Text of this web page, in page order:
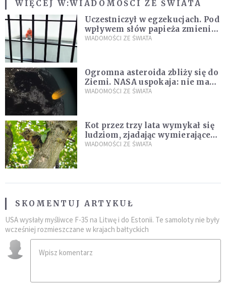
WIĘCEJ W:WIADOMOŚCI ZE ŚWIATA
Uczestniczył w egzekucjach. Pod
wpływem słów papieża zmienił
zdanie
WIADOMOŚCI ZE ŚWIATA
Ogromna asteroida zbliży się do
Ziemi. NASA uspokaja: nie ma
zagrożenia
WIADOMOŚCI ZE ŚWIATA
Kot przez trzy lata wymykał się
ludziom, zjadając wymierające
kaczki. W końcu popełnił
WIADOMOŚCI ZE ŚWIATA
SKOMENTUJ ARTYKUŁ
USA wysłały myśliwce F-35 na Litwę i do Estonii. Te samoloty nie były
wcześniej rozmieszczane w krajach bałtyckich